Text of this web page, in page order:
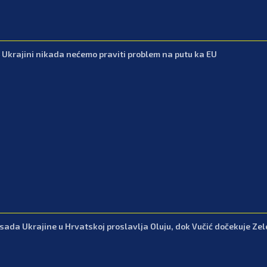
Ukrajini nikada nećemo praviti problem na putu ka EU
Ukrajine u Hrvatskoj proslavlja Oluju, dok Vučić dočekuje